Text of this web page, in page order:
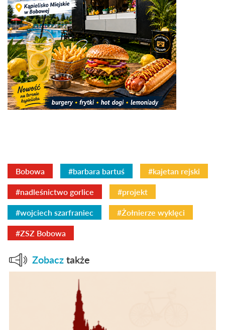
Bobowa #barbara bartuś #kajetan rejski
#nadleśnictwo gorlice #projekt
#wojciech szarfraniec #Żołnierze wyklęci
#ZSZ Bobowa
Zobacz także